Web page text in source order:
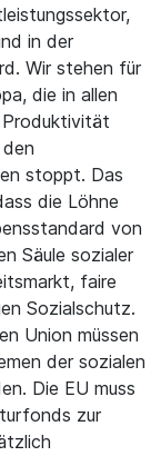
in der
Wir stehen für
die in allen
Produktivität
stoppt. Das
die Löhne
von
Säule sozialer
faire
Sozialschutz.
Union müssen
der sozialen
Die EU muss
zur